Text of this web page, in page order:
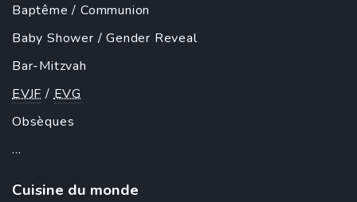
Baptême /Communion
Baby Shower /Gender Reveal
Bar-Mitzvah
EVJF /EVG
Obsèques
...
Cuisine du monde